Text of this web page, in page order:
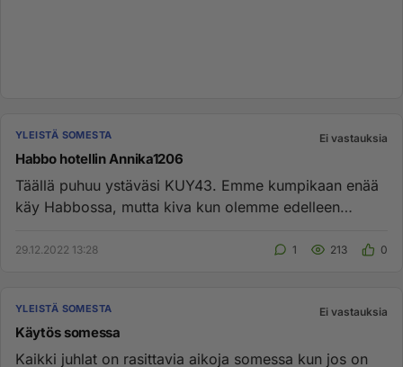
YLEISTÄ SOMESTA Ei vastauksia
Habbo hotellin Annika1206
Täällä puhuu ystäväsi KUY43. Emme kumpikaan enää
käy Habbossa, mutta kiva kun olemme edelleen
29.12.2022 13:28 1 213 0
YLEISTÄ SOMESTA Ei vastauksia
Käytös somessa
Kaikki juhlat on rasittavia aikoja somessa kun jos on